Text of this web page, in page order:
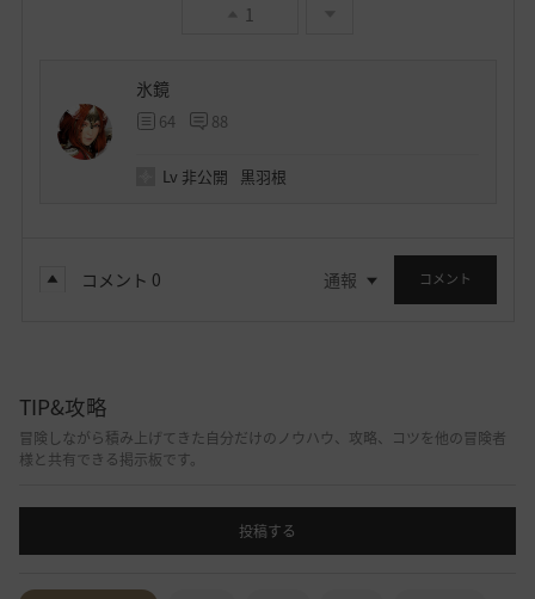
1
氷鏡
64 88
Lv 非公開 黒羽根
コメント 0 通報 コメント
TIP&攻略
冒険しながら積み上げてきた自分だけのノウハウ、攻略、コツを他の冒険者
様と共有できる掲示板です。
投稿する